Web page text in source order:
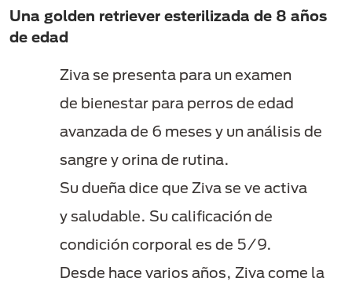
Una golden retriever esterilizada de 8 años
de edad
Ziva se presenta para un examen
de bienestar para perros de edad
avanzada de 6 meses y un análisis de
sangre y orina de rutina.
Su dueña dice que Ziva se ve activa
y saludable. Su calificación de
condición corporal es de 5/9.
Desde hace varios años, Ziva come la